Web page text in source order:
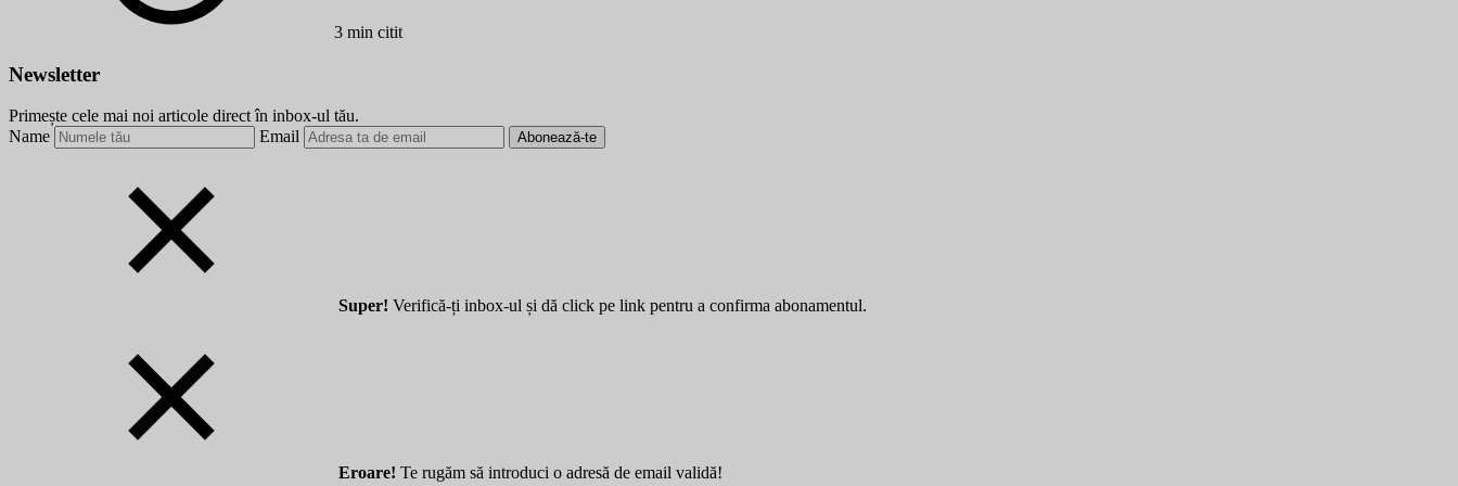
3 min citit
Newsletter
Primește cele mai noi articole direct în inbox-ul tău.
Name
Email Abonează-te
Super! Verifică-ți inbox-ul și dă click pe link pentru a confirma abonamentul.
Eroare! Te rugăm să introduci o adresă de email validă!